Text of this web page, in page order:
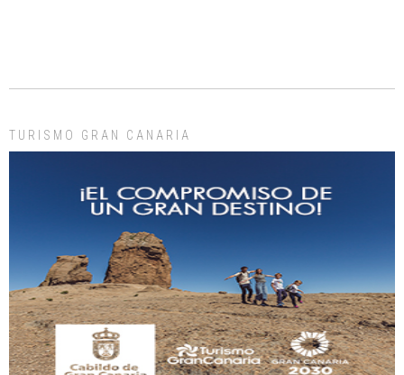
manso y extremadamente cari...
Adopción urgente
Busco adopción responsable para mi perra. Pastor alemán, hembra, 4 años. Por
motivos personales ...
Leales.org » Gran Canaria | 6.7.2025
TURISMO GRAN CANARIA